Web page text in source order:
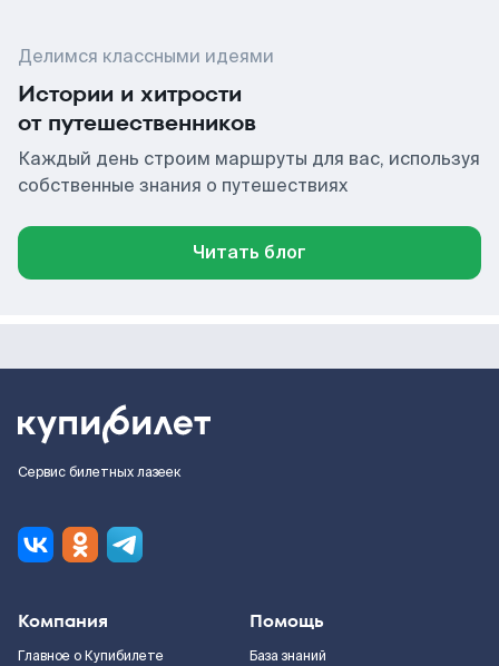
Делимся классными идеями
Истории и хитрости
от путешественников
Каждый день строим маршруты для вас, используя
собственные знания о путешествиях
Читать блог
Сервис билетных лазеек
Компания
Главное о Купибилете
Помощь
База знаний